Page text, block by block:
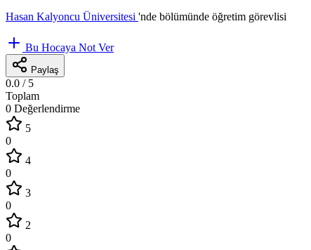
Hasan Kalyoncu Üniversitesi 'nde bölümünde öğretim görevlisi
Bu Hocaya Not Ver
Paylaş
0.0 / 5
Toplam
0 Değerlendirme
5
0
4
0
3
0
2
0